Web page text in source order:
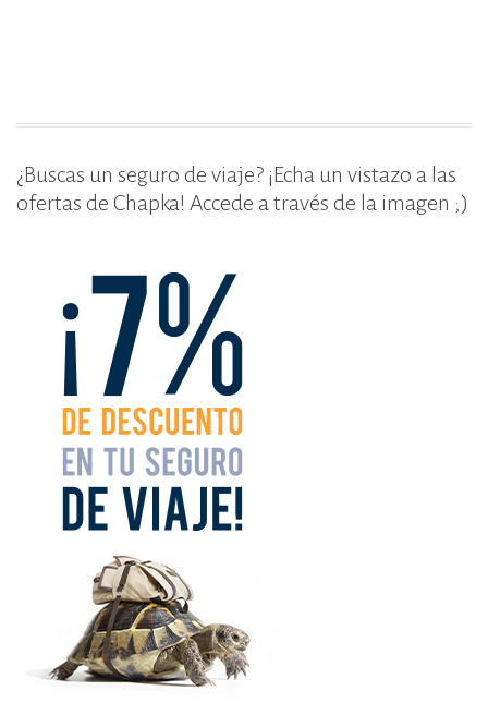
(para
hispanohablantes)»
k
¿Buscas un seguro de viaje? ¡Echa un vistazo a las
ofertas de Chapka! Accede a través de la imagen ;)